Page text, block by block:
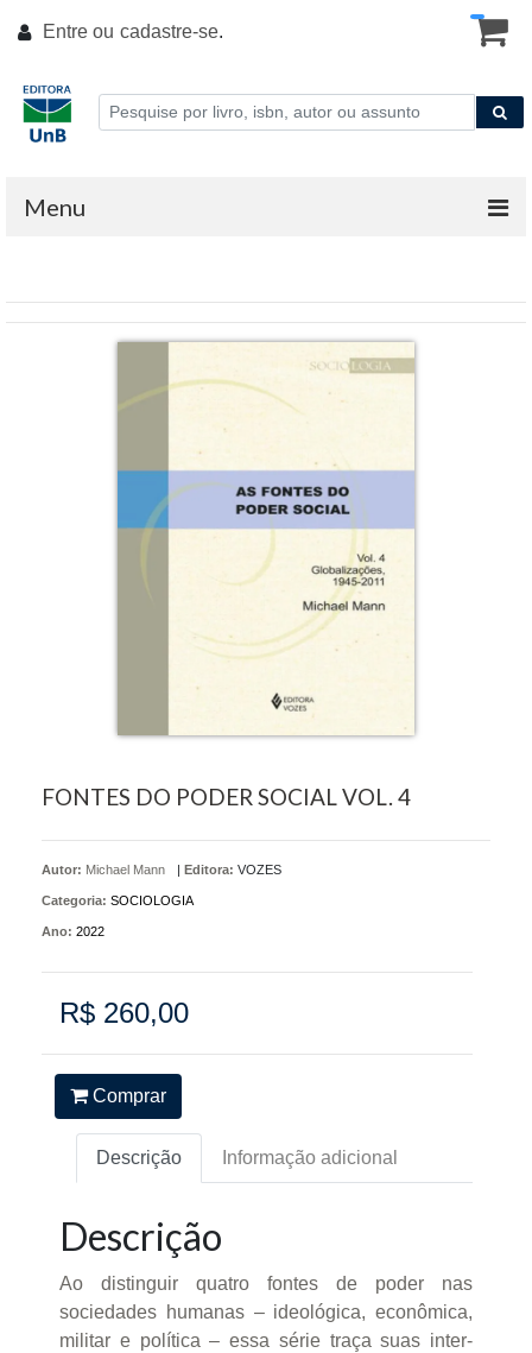
Entre ou cadastre-se.
Menu
FONTES DO PODER SOCIAL VOL. 4
Autor: Michael Mann Editora: VOZES
Categoria: SOCIOLOGIA
Ano: 2022
R$ 260,00
Comprar
Descrição Informação adicional
Descrição
Ao distinguir quatro fontes de poder nas
sociedades humanas – ideológica, econômica,
militar e política – essa série traça suas inter-